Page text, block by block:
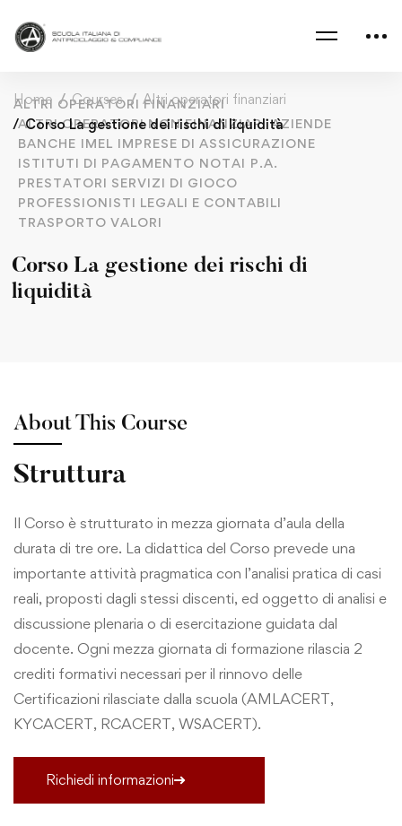
Home Courses
Altri operatori finanziari
Corso La gestione dei rischi di liquidità
ALTRI OPERATORI FINANZIARI
ALTRI OPERATORI NON FINANZIARI AZIENDE
BANCHE IMEL IMPRESE DI ASSICURAZIONE
ISTITUTI DI PAGAMENTO NOTAI P.A.
PRESTATORI SERVIZI DI GIOCO
PROFESSIONISTI LEGALI E CONTABILI
TRASPORTO VALORI
Corso La gestione dei rischi di
liquidità
About This Course
Struttura
Il Corso è strutturato in mezza giornata d’aula della
durata di tre ore. La didattica del Corso prevede una
importante attività pragmatica con l’analisi pratica di casi
reali, proposti dagli stessi discenti, ed oggetto di analisi e
discussione plenaria o di esercitazione guidata dal
docente. Ogni mezza giornata di formazione rilascia 2
crediti formativi necessari per il rinnovo delle
Certificazioni rilasciate dalla scuola (AMLACERT,
KYCACERT, RCACERT, WSACERT).
Richiedi informazioni